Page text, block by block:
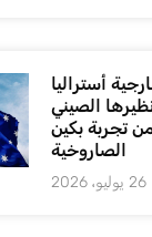
أستراليا
الصيني
تجربة بكين
الصاروخية
26 يوليو، 2026